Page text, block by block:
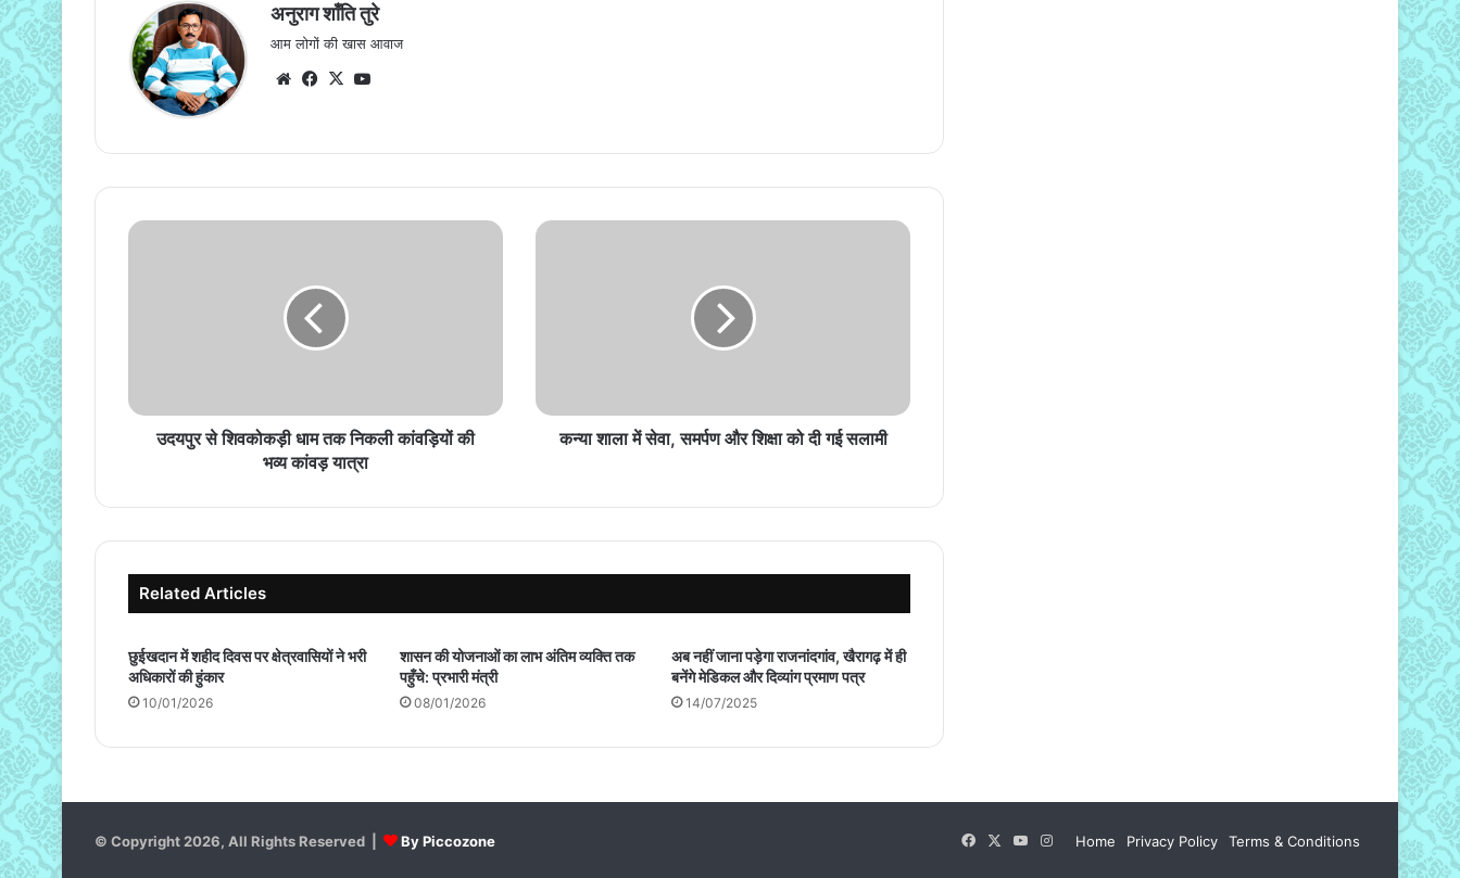
अनुराग शाँति तुरे
आम लोगों की खास आवाज
WebsiteFacebook
X
उदयपुर
भव्य
कांवड़उदयपुर से शिवकोकड़ी धाम तक निकली कांवड़ियों की
भव्य कांवड़ यात्रा
कन्या
दी
कन्या शाला में सेवा, समर्पण और शिक्षा को दी गई सलामी
Related Articles
छुईखदान में शहीद दिवस पर क्षेत्रवासियों ने भरी
अधिकारों की हुंकार
10/01/2026
शासन की योजनाओं का लाभ अंतिम व्यक्ति तक
पहुँचे: प्रभारी मंत्री
08/01/2026
अब नहीं जाना पड़ेगा राजनांदगांव, खैरागढ़ में ही
बनेंगे मेडिकल और दिव्यांग प्रमाण पत्र
14/07/2025
© Copyright 2026, All Rights Reserved | By Piccozone Home Privacy Policy Terms & Conditions
Facebook
X YouTube
Instagram